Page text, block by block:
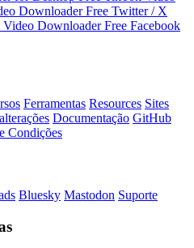
DownloaderFree Twitter / X
DownloaderFree Facebook
Ferramentas Resources Sites
Documentação GitHub
Condições
Bluesky Mastodon Suporte